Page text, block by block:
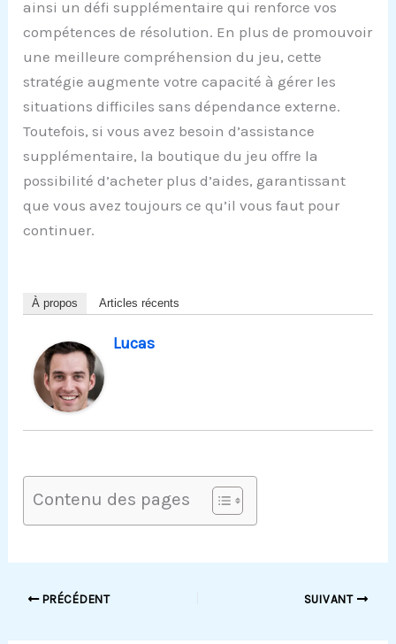
ainsi un défi supplémentaire qui renforce vos
compétences de résolution. En plus de promouvoir
une meilleure compréhension du jeu, cette
stratégie augmente votre capacité à gérer les
situations difficiles sans dépendance externe.
Toutefois, si vous avez besoin d’assistance
supplémentaire, la boutique du jeu offre la
possibilité d’acheter plus d’aides, garantissant
que vous avez toujours ce qu’il vous faut pour
continuer.
À propos Articles récents
Lucas
Contenu des pages
PRÉCÉDENT SUIVANT